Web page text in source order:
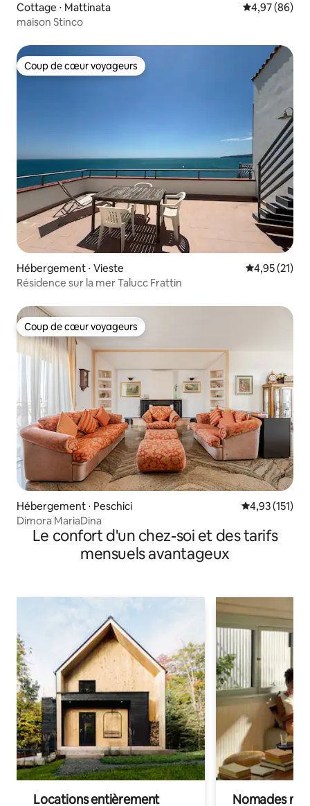
Cottage ⋅ Mattinata Évaluation
4,97 (86)
maison Stinco
Coup de cœur voyageurs
Coup de cœur voyageurs
Hébergement ⋅ Vieste Évaluation
4,95 (21)
Résidence sur la mer Talucc Frattin
Coup de cœur voyageurs
Coup de cœur voyageurs
Hébergement ⋅ Peschici Évaluation
4,93 (151)
Dimora MariaDina
Le confort d'un chez-soi et des tarifs
mensuels avantageux
Locations entièrement Nomades